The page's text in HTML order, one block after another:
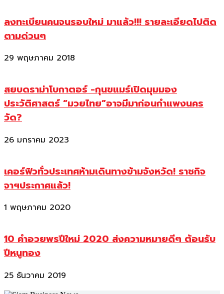
ลงทะเบียนคนจนรอบใหม่ มาแล้ว!!! รายละเอียดไปติด
ตามด่วนๆ
29 พฤษภาคม 2018
สยบดราม่าโบกาตอร์ -กุนขแมร์เปิดมุมมอง
ประวัติศาสตร์ “มวยไทย”อาจมีมาก่อนกำแพงนคร
วัด?
26 มกราคม 2023
เคอร์ฟิวทั่วประเทศห้ามเดินทางข้ามจังหวัด! ราชกิจ
จาฯประกาศแล้ว!
1 พฤษภาคม 2020
10 คำอวยพรปีใหม่ 2020 ส่งความหมายดีๆ ต้อนรับ
ปีหนูทอง
25 ธันวาคม 2019